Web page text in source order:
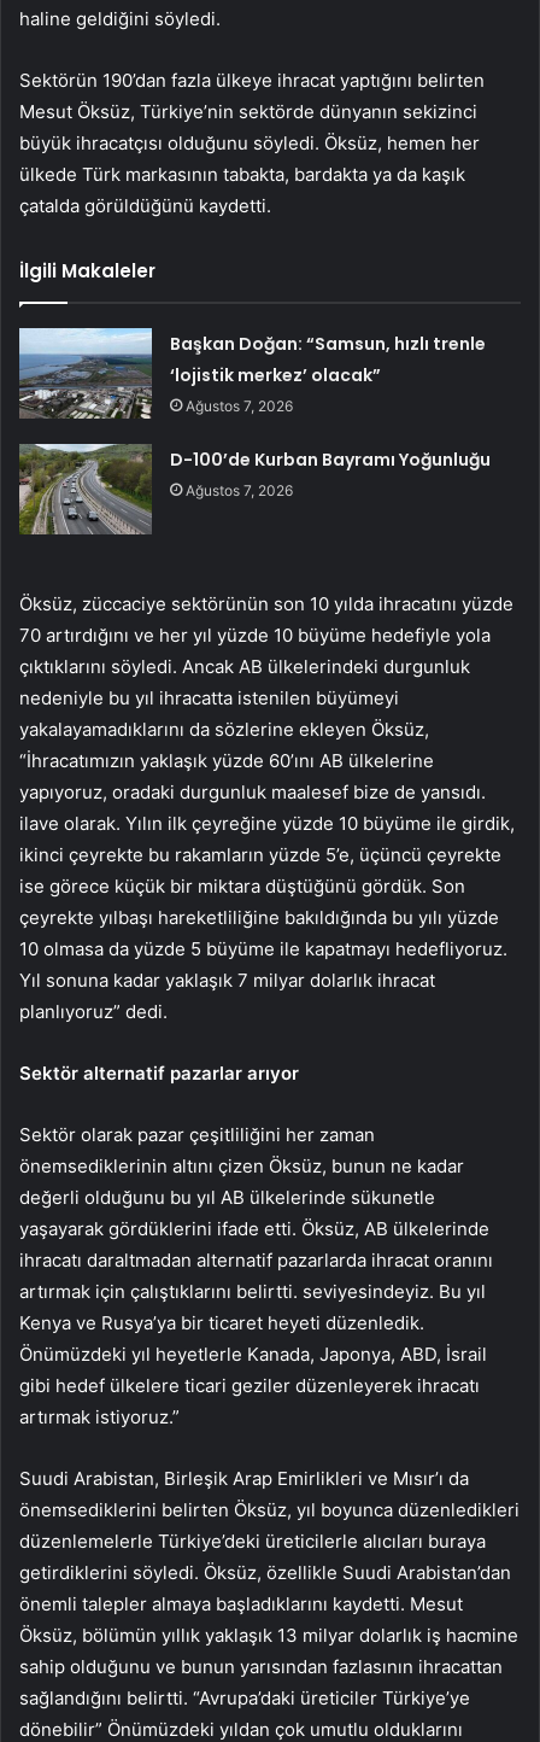
haline geldiğini söyledi.
Sektörün 190’dan fazla ülkeye ihracat yaptığını belirten
Mesut Öksüz, Türkiye’nin sektörde dünyanın sekizinci
büyük ihracatçısı olduğunu söyledi. Öksüz, hemen her
ülkede Türk markasının tabakta, bardakta ya da kaşık
çatalda görüldüğünü kaydetti.
İlgili Makaleler
Başkan Doğan: “Samsun, hızlı trenle
‘lojistik merkez’ olacak”
Ağustos 7, 2026
D-100’de Kurban Bayramı Yoğunluğu
Ağustos 7, 2026
Öksüz, züccaciye sektörünün son 10 yılda ihracatını yüzde
70 artırdığını ve her yıl yüzde 10 büyüme hedefiyle yola
çıktıklarını söyledi. Ancak AB ülkelerindeki durgunluk
nedeniyle bu yıl ihracatta istenilen büyümeyi
yakalayamadıklarını da sözlerine ekleyen Öksüz,
“İhracatımızın yaklaşık yüzde 60’ını AB ülkelerine
yapıyoruz, oradaki durgunluk maalesef bize de yansıdı.
ilave olarak. Yılın ilk çeyreğine yüzde 10 büyüme ile girdik,
ikinci çeyrekte bu rakamların yüzde 5’e, üçüncü çeyrekte
ise görece küçük bir miktara düştüğünü gördük. Son
çeyrekte yılbaşı hareketliliğine bakıldığında bu yılı yüzde
10 olmasa da yüzde 5 büyüme ile kapatmayı hedefliyoruz.
Yıl sonuna kadar yaklaşık 7 milyar dolarlık ihracat
planlıyoruz” dedi.
Sektör alternatif pazarlar arıyor
Sektör olarak pazar çeşitliliğini her zaman
önemsediklerinin altını çizen Öksüz, bunun ne kadar
değerli olduğunu bu yıl AB ülkelerinde sükunetle
yaşayarak gördüklerini ifade etti. Öksüz, AB ülkelerinde
ihracatı daraltmadan alternatif pazarlarda ihracat oranını
artırmak için çalıştıklarını belirtti. seviyesindeyiz. Bu yıl
Kenya ve Rusya’ya bir ticaret heyeti düzenledik.
Önümüzdeki yıl heyetlerle Kanada, Japonya, ABD, İsrail
gibi hedef ülkelere ticari geziler düzenleyerek ihracatı
artırmak istiyoruz.”
Suudi Arabistan, Birleşik Arap Emirlikleri ve Mısır’ı da
önemsediklerini belirten Öksüz, yıl boyunca düzenledikleri
düzenlemelerle Türkiye’deki üreticilerle alıcıları buraya
getirdiklerini söyledi. Öksüz, özellikle Suudi Arabistan’dan
önemli talepler almaya başladıklarını kaydetti. Mesut
Öksüz, bölümün yıllık yaklaşık 13 milyar dolarlık iş hacmine
sahip olduğunu ve bunun yarısından fazlasının ihracattan
sağlandığını belirtti. “Avrupa’daki üreticiler Türkiye’ye
dönebilir” Önümüzdeki yıldan çok umutlu olduklarını